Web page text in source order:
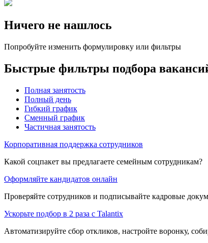
Ничего не нашлось
Попробуйте изменить формулировку или фильтры
Быстрые фильтры подбора
Полная занятость
Полный день
Гибкий график
Сменный график
Частичная занятость
Корпоративная поддержка сотрудников
Какой соцпакет вы предлагаете семейным сотрудникам?
Оформляйте кандидатов онлайн
Проверяйте сотрудников и подписывайте кадровые
Ускорьте подбор в 2 раза с Talantix
Автоматизируйте сбор откликов, настройте воронку,